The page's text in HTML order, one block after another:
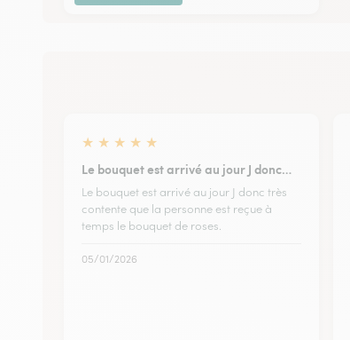
★ ★ ★ ★ ★
Le bouquet est arrivé au jour J donc…
Le bouquet est arrivé au jour J donc très
contente que la personne est reçue à
temps le bouquet de roses.
05/01/2026